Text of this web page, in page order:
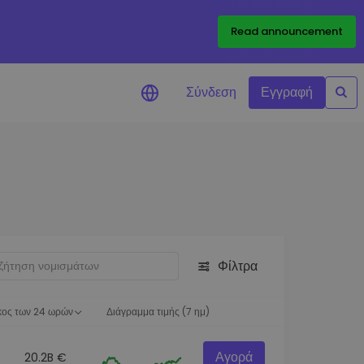
Read announcement
Σύνδεση Εγγραφή
Φίλτρα
των 24 ωρών Διάγραμμα τιμής (7 ημ)
20.2B € Αγορά